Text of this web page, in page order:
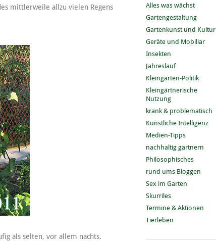
mittlerweile allzu vielen Regens
als selten, vor allem nachts.
Alles was wächst
Gartengestaltung
Gartenkunst und Kultur
Geräte und Mobiliar
Insekten
Jahreslauf
Kleingarten-Politik
Kleingärtnerische
Nutzung
krank & problematisch
Künstliche Intelligenz
Medien-Tipps
nachhaltig gärtnern
Philosophisches
rund ums Bloggen
Sex im Garten
Skurriles
Termine & Aktionen
Tierleben